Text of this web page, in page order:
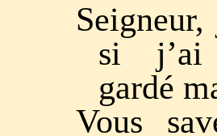
si j’ai
gardé
Vous